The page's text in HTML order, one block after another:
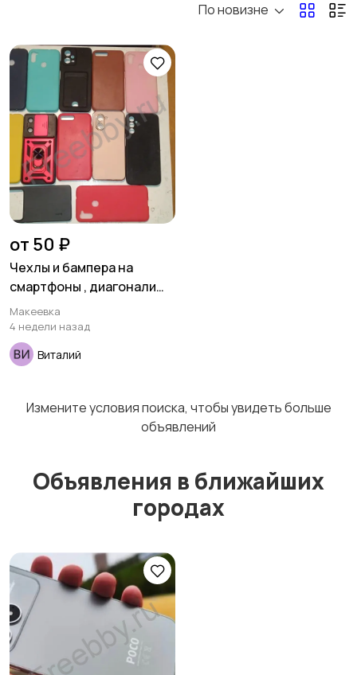
Запчасти
Внешние
аккумуляторы
По новизне
от 50 ₽
Чехлы и бампера на
смартфоны , диагонали
4,5-6,0 , новые ,
неликвиды .
Макеевка
4 недели назад
Виталий
Измените условия поиска, чтобы увидеть больше
объявлений
Объявления в ближайших
городах